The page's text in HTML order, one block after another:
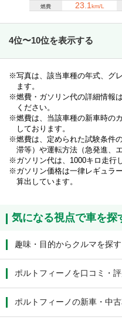
燃費 23.1km/L
4位〜10位を表示する
写真は、該当車種の年式、グ
ます。
燃費・ガソリン代の詳細情報
ください。
燃費は、当該車種の新車時の
しております。
燃費は、定められた試験条件
滞等）や運転方法（急発進、
ガソリン代は、1000キロ走行
ガソリン価格は一律レギュラ
算出しています。
気になる視点で車を探
趣味・目的からクルマを探す
ポルトフィーノを口コミ・
ポルトフィーノの新車・中